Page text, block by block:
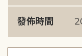
發佈時間